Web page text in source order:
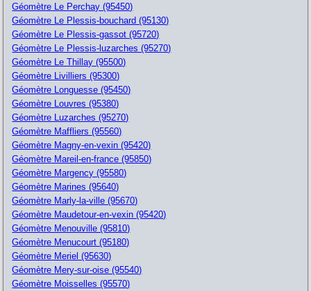
Géomètre Le Perchay (95450)
Géomètre Le Plessis-bouchard (95130)
Géomètre Le Plessis-gassot (95720)
Géomètre Le Plessis-luzarches (95270)
Géomètre Le Thillay (95500)
Géomètre Livilliers (95300)
Géomètre Longuesse (95450)
Géomètre Louvres (95380)
Géomètre Luzarches (95270)
Géomètre Maffliers (95560)
Géomètre Magny-en-vexin (95420)
Géomètre Mareil-en-france (95850)
Géomètre Margency (95580)
Géomètre Marines (95640)
Géomètre Marly-la-ville (95670)
Géomètre Maudetour-en-vexin (95420)
Géomètre Menouville (95810)
Géomètre Menucourt (95180)
Géomètre Meriel (95630)
Géomètre Mery-sur-oise (95540)
Géomètre Moisselles (95570)